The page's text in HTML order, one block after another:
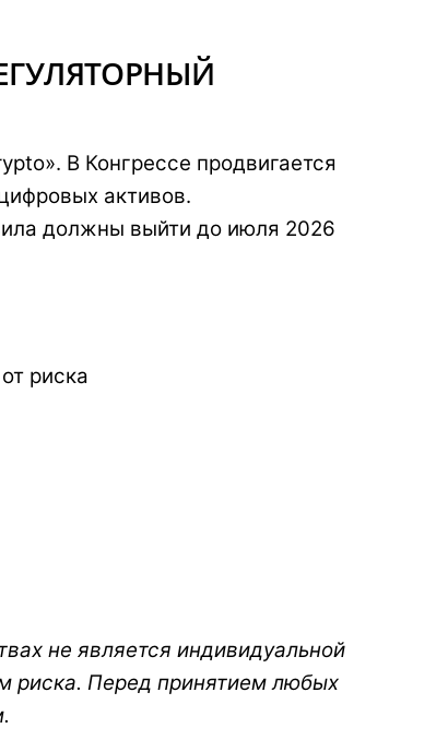
В Конгрессе продвигается
активов.
должны выйти до июля 2026
риска
не является индивидуальной
риска. Перед принятием любых